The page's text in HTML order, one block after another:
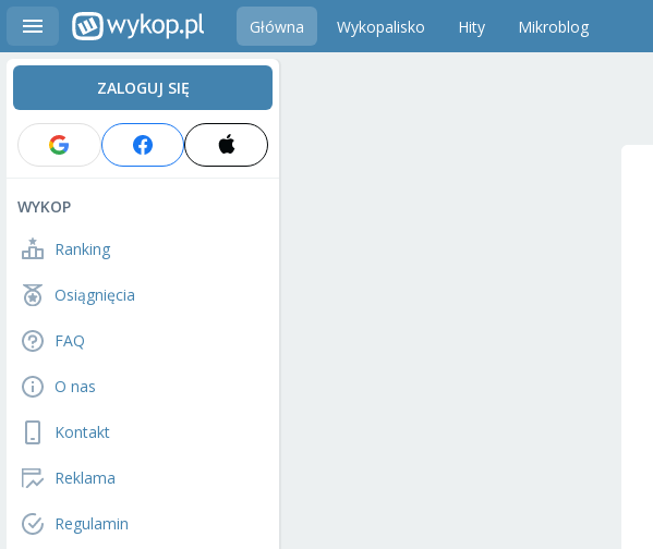
Główna Wykopalisko Hity Mikroblog
ZALOGUJ SIĘ
WYKOP
Ranking
Osiągnięcia
FAQ
O nas
Kontakt
Reklama
Regulamin